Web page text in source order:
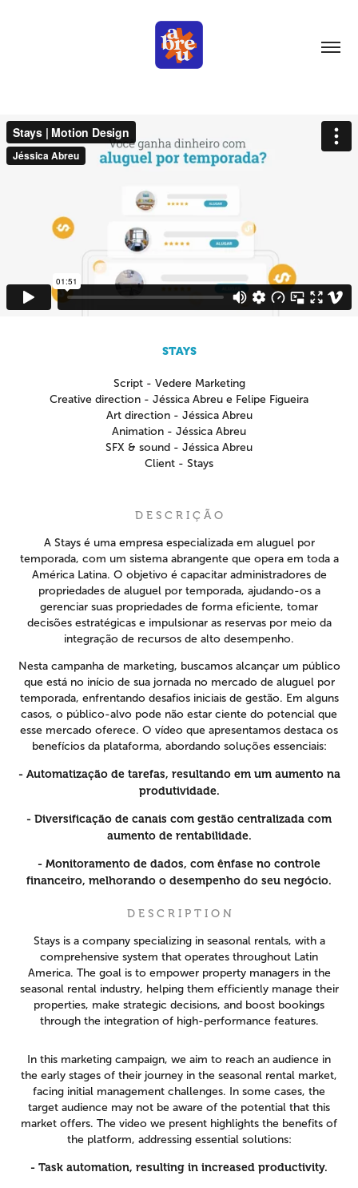
STAYS
Script - Vedere Marketing
Creative direction - Jéssica Abreu e Felipe Figueira
Art direction - Jéssica Abreu
Animation - Jéssica Abreu
SFX & sound - Jéssica Abreu
Client - Stays
D E S C R I Ç Ã O
A Stays é uma empresa especializada em aluguel por
temporada, com um sistema abrangente que opera em toda a
América Latina. O objetivo é capacitar administradores de
propriedades de aluguel por temporada, ajudando-os a
gerenciar suas propriedades de forma eficiente, tomar
decisões estratégicas e impulsionar as reservas por meio da
integração de recursos de alto desempenho.
Nesta campanha de marketing, buscamos alcançar um público
que está no início de sua jornada no mercado de aluguel por
temporada, enfrentando desafios iniciais de gestão. Em alguns
casos, o público-alvo pode não estar ciente do potencial que
esse mercado oferece. O vídeo que apresentamos destaca os
benefícios da plataforma, abordando soluções essenciais:
- Automatização de tarefas, resultando em um aumento na
produtividade.
- Diversificação de canais com gestão centralizada com
aumento de rentabilidade.
- Monitoramento de dados, com ênfase no controle
financeiro, melhorando o desempenho do seu negócio.
D E S C R I P T I O N
Stays is a company specializing in seasonal rentals, with a
comprehensive system that operates throughout Latin
America. The goal is to empower property managers in the
seasonal rental industry, helping them efficiently manage their
properties, make strategic decisions, and boost bookings
through the integration of high-performance features.
In this marketing campaign, we aim to reach an audience in
the early stages of their journey in the seasonal rental market,
facing initial management challenges. In some cases, the
target audience may not be aware of the potential that this
market offers. The video we present highlights the benefits of
the platform, addressing essential solutions:
- Task automation, resulting in increased productivity.